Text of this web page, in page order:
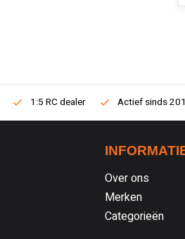
1:5 RC dealer Actief sinds
Over ons
Merken
Categorieën